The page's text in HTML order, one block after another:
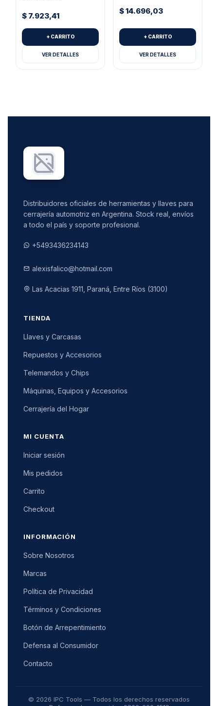
$ 7.923,41
+ CARRITO
VER DETALLES
$14.696,03
+ CARRITO
VER DETALLES
Distribuidores oficiales de herramientas y llaves para
cerrajería automotriz en Argentina. Stock real, envíos
a todo el país y soporte profesional.
+5493436234143
alexisfalico@hotmail.com
Las Acacias 1911, Paraná, Entre Ríos (3100)
TIENDA
Llaves y Carcasas
Repuestos y Accesorios
Telemandos y Chips
Máquinas, Equipos y Accesorios
Cerrajería del Hogar
MI CUENTA
Iniciar sesión
Mis pedidos
Carrito
Checkout
INFORMACIÓN
Sobre Nosotros
Marcas
Política de Privacidad
Términos y Condiciones
Botón de Arrepentimiento
Defensa al Consumidor
Contacto
© 2026 IPC Tools — Todos los derechos reservados